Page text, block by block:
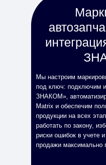
Мы настроим
под ключ: подключим
ЗНАКОМ»,
Matrix и обеспечим
продукции на всех
работать по закону,
риски ошибок в учете
продажи максимально